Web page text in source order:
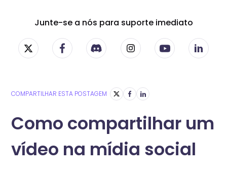
Junte-se a nós para suporte imediato
COMPARTILHAR ESTA POSTAGEM
Como compartilhar um
vídeo na mídia social